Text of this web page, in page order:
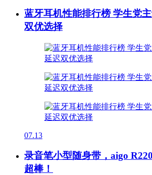
蓝牙耳机性能排行榜 学生党
双优选择
07.13
录音笔小型随身带，aigo
超棒！